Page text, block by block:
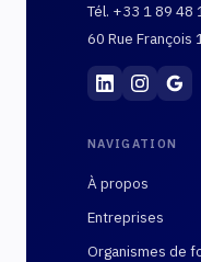
Tél. +33 1 89 48
60 Rue François
Mentivis·01
NAVIGATION
À propos
Entreprises
Organismes de